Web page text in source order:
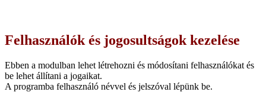
Felhasználók és jogosultságok kezelése
Ebben a modulban lehet létrehozni és módosítani felhasználókat és
be lehet állítani a jogaikat.
A programba felhasználó névvel és jelszóval lépünk be.